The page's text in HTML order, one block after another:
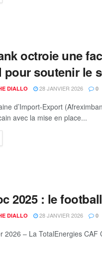
octroie une
pour soutenir le
DIALLO 28 JANVIER 2026 0
d’Import-Export
avec la mise en place...
2025 : le
DIALLO 28 JANVIER 2026 0
2026 – La TotalEnergies